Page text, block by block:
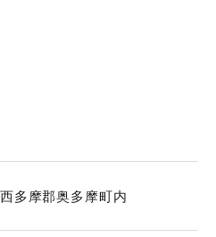
多摩郡奥多摩町内